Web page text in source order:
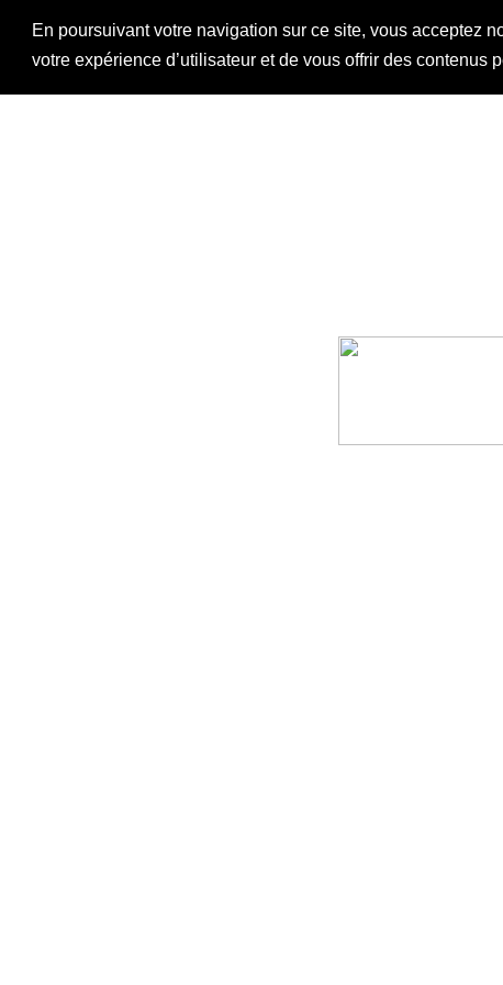
En poursuivant votre navigation sur ce site, vous acceptez
votre expérience d’utilisateur et de vous offrir des contenus